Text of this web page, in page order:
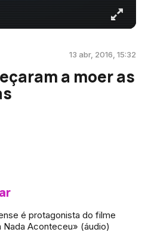
13 abr, 2016, 15:32
a moer as
é protagonista do filme
Nada Aconteceu» (áudio)